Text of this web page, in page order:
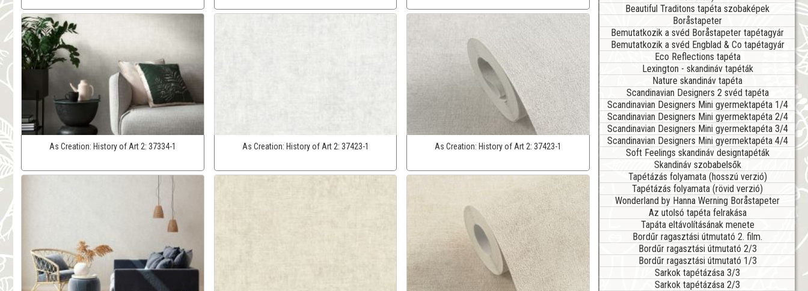
As Creation: History of Art 2: 37334-1 As Creation: History of Art 2: 37423-1 As Creation: History of Art 2:37423-1
Beautiful Traditons tapéta szobaképek
Boråstapeter
Bemutatkozik a svéd Boråstapeter tapétagyár
Bemutatkozik a svéd Engblad & Co tapétagyár
Eco Reflections tapéta
Lexington - skandináv tapéták
Nature skandináv tapéta
Scandinavian Designers 2 svéd tapéta
Scandinavian Designers Mini gyermektapéta 1/4
Scandinavian Designers Mini gyermektapéta 2/4
Scandinavian Designers Mini gyermektapéta 3/4
Scandinavian Designers Mini gyermektapéta 4/4
Soft Feelings skandináv designtapéták
Skandináv szobabelsők
Tapétázás folyamata (hosszú verzió)
Tapétázás folyamata (rövid verzió)
Wonderland by Hanna Werning Boråstapeter
Az utolsó tapéta felrakása
Tapáta eltávolításának menete
Bordűr ragasztási útmutató 2. film.
Bordűr ragasztási útmutató 2/3
Bordűr ragasztási útmutató 1/3
Sarkok tapétázása 3/3
Sarkok tapétázása 2/3